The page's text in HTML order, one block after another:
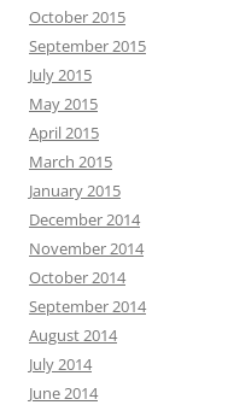
October 2015
September 2015
July 2015
May 2015
April 2015
March 2015
January 2015
December 2014
November 2014
October 2014
September 2014
August 2014
July 2014
June 2014